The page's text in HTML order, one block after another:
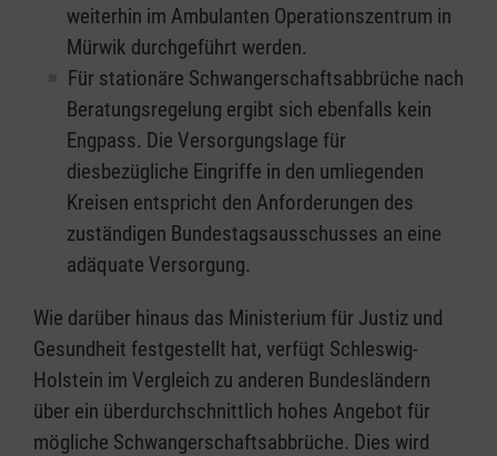
weiterhin im Ambulanten Operationszentrum in
Mürwik durchgeführt werden.
Für stationäre Schwangerschaftsabbrüche nach
Beratungsregelung ergibt sich ebenfalls kein
Engpass. Die Versorgungslage für
diesbezügliche Eingriffe in den umliegenden
Kreisen entspricht den Anforderungen des
zuständigen Bundestagsausschusses an eine
adäquate Versorgung.
Wie darüber hinaus das Ministerium für Justiz und
Gesundheit festgestellt hat, verfügt Schleswig-
Holstein im Vergleich zu anderen Bundesländern
über ein überdurchschnittlich hohes Angebot für
mögliche Schwangerschaftsabbrüche. Dies wird